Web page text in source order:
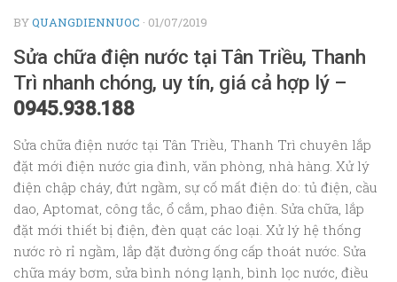
BYQUANGDIENNUOC · 01/07/2019
Sửa chữa điện nước tại Tân Triều, Thanh
Trì nhanh chóng, uy tín, giá cả hợp lý –
0945.938.188
Sửa chữa điện nước tại Tân Triều, Thanh Trì chuyên lắp
đặt mới điện nước gia đình, văn phòng, nhà hàng. Xử lý
điện chập cháy, đứt ngầm, sự cố mất điện do: tủ điện, cầu
dao, Aptomat, công tắc, ổ cắm, phao điện. Sửa chữa, lắp
đặt mới thiết bị điện, đèn quạt các loại. Xử lý hệ thống
nước rò rỉ ngầm, lắp đặt đường ống cấp thoát nước. Sửa
chữa máy bơm, sửa bình nóng lạnh, bình lọc nước, điều